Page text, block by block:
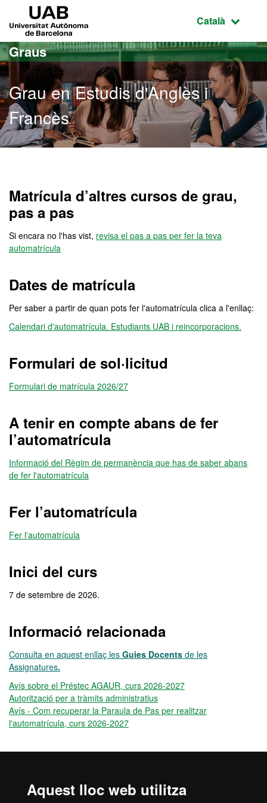
Aquest lloc web utilitza
Ves al contingut principal
Ves a la navegació de la pàgina
Idioma
Català
Graus
Grau en Estudis d'Anglès i
Francès
Matrícula d’altres cursos de grau,
pas a pas
Si encara no l'has vist, revisa el pas a pas per fer la teva
automatrícula
Dates de matrícula
Per saber a partir de quan pots fer l'automatrícula clica a l'enllaç:
Calendari d'automatrícula. Estudiants UAB i reincorporacions.
Formulari de sol·licitud
Formulari de matrícula 2026/27
A tenir en compte abans de fer
l’automatrícula
Informació del Règim de permanència que has de saber abans
de fer l'automatrícula
Fer l’automatrícula
Fer l'automatrícula
Inici del curs
7 de setembre de 2026.
Informació relacionada
Consulta en aquest enllaç les Guies Docents de les
Assignatures.
Avís sobre el Préstec AGAUR, curs 2026-2027
Autorització per a tràmits administratius
Avís - Com recuperar la Paraula de Pas per realitzar
l'automatrícula, curs 2026-2027
Horaris de les assignatures per al curs 2026-2027